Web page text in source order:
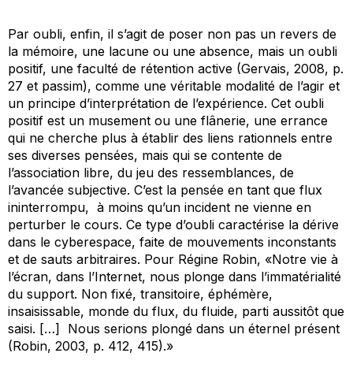
Par oubli, enfin, il s’agit de poser non pas un revers de
la mémoire, une lacune ou une absence, mais un oubli
positif, une faculté de rétention active (Gervais, 2008, p.
27 et passim), comme une véritable modalité de l’agir et
un principe d’interprétation de l’expérience. Cet oubli
positif est un musement ou une flânerie, une errance
qui ne cherche plus à établir des liens rationnels entre
ses diverses pensées, mais qui se contente de
l’association libre, du jeu des ressemblances, de
l’avancée subjective. C’est la pensée en tant que flux
ininterrompu, à moins qu’un incident ne vienne en
perturber le cours. Ce type d’oubli caractérise la dérive
dans le cyberespace, faite de mouvements inconstants
et de sauts arbitraires. Pour Régine Robin, «Notre vie à
l’écran, dans l’Internet, nous plonge dans l’immatérialité
du support. Non fixé, transitoire, éphémère,
insaisissable, monde du flux, du fluide, parti aussitôt que
saisi. […] Nous serions plongé dans un éternel présent
(Robin, 2003, p. 412, 415).»